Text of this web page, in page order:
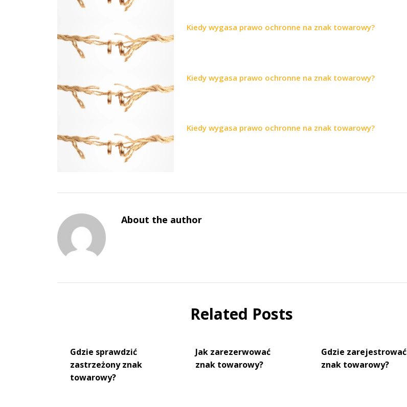
Kiedy wygasa prawo ochronne na znak towarowy?
Kiedy wygasa prawo ochronne na znak towarowy?
Kiedy wygasa prawo ochronne na znak towarowy?
About the author
Related Posts
Gdzie sprawdzić
zastrzeżony znak
towarowy?
Jak zarezerwować
znak towarowy?
Gdzie zarejestrować
znak towarowy?